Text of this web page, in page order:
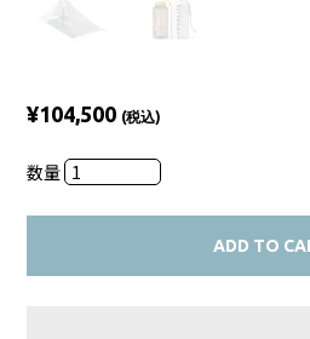
¥104,500 (税込)
数量
ADD TO